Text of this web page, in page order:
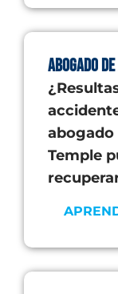
Abogado
abogado
Temple